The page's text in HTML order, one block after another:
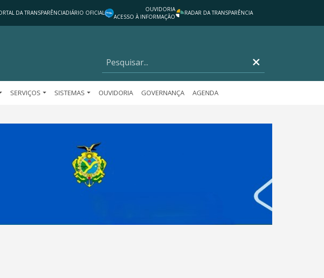
DA TRANSPARÊNCIADIÁRIO OFICIAL
OUVIDORIA
ACESSO À INFORMAÇÃO
RADAR DA TRANSPARÊNCIA
SERVIÇOS SISTEMAS OUVIDORIA GOVERNANÇA AGENDA